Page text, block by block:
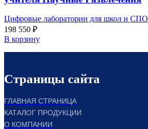
Цифровые лаборатории для школ и СПО
198 550 ₽
В корзину
Страницы сайта
ГЛАВНАЯ СТРАНИЦА
КАТАЛОГ ПРОДУКЦИИ
О КОМПАНИИ